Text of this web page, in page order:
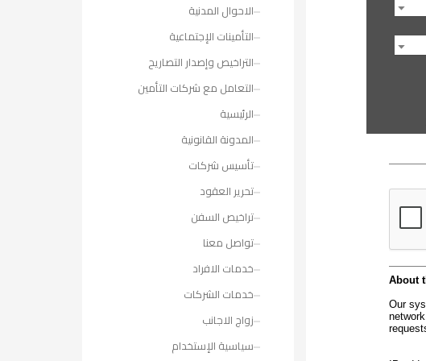
الاحوال المدنية
التأمينات الإجتماعية
التراخيص وإصدار التصاريح
التعامل مع شركات التأمين
الرئيسية
المدونة القانونية
تأسيس شركات
تحرير العقود
تراخيص السفن
تواصل معنا
خدمات الافراد
خدمات الشركات
زواج الاجانب
سياسية الإستخدام